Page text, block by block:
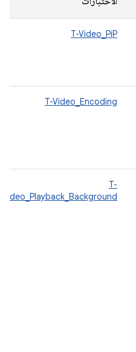
T-Video_PiP
T-Video_Encoding
T-
Video_Playback_Background